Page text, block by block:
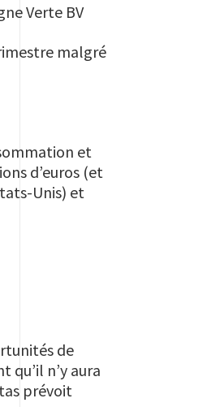
Verte BV
malgré
et
d’euros (et
Unis) et
de
qu’il n’y aura
prévoit